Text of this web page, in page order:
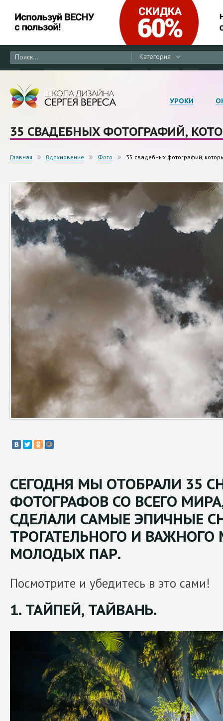
Категория
УРОКИ
35 СВАДЕБНЫХ ФОТОГРАФИЙ,
Главная Вдохновение Фото 35 свадебных фотографий,
СЕГОДНЯ МЫ ОТОБРАЛИ 35
ФОТОГРАФОВ СО ВСЕГО
СДЕЛАЛИ САМЫЕ ЭПИЧНЫЕ
ТРОГАТЕЛЬНОГО И
МОЛОДЫХ ПАР.
Посмотрите и убедитесь в это сами!
1. ТАЙПЕЙ, ТАЙВАНЬ.